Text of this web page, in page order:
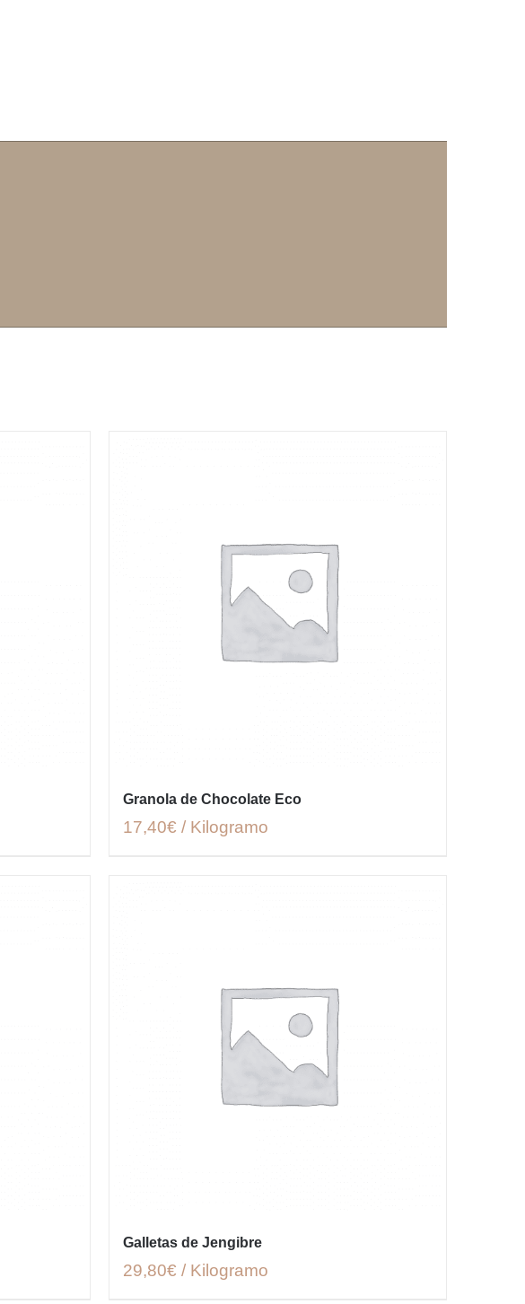
Granola de Chocolate Eco
17,40€ / Kilogramo
Galletas de Jengibre
29,80€ / Kilogramo